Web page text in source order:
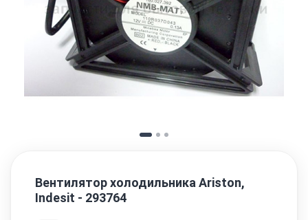
Вентилятор холодильника Ariston,
Indesit - 293764